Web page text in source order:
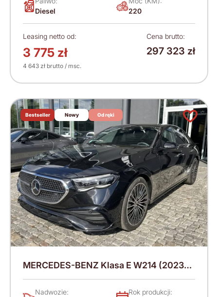
Diesel
220
Leasing netto od:
3 775 zł
4 643 zł brutto / msc.
Cena brutto:
297 323 zł
Bestseller Nowy Od ręki
MERCEDES-BENZ Klasa E W214 (2023-)
220 KM (2026)
Nadwozie:
Rok produkcji: